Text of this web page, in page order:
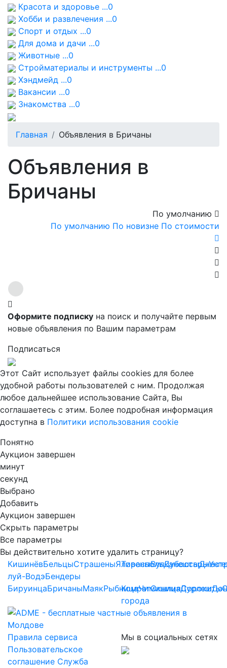
Красота и здоровье ...0
Хобби и развлечения ...0
Спорт и отдых ...0
Для дома и дачи ...0
Животные ...0
Стройматериалы и инструменты ...0
Хэндмейд ...0
Вакансии ...0
Знакомства ...0
Главная Объявления в Бричаны
Объявления в
Бричаны
По умолчанию
По умолчанию По новизне По стоимости
Оформите подписку на поиск и получайте первым
новые объявления по Вашим параметрам
Подписаться
Этот Сайт использует файлы cookies для более
удобной работы пользователей с ним. Продолжая
любое дальнейшее использование Сайта, Вы
соглашаетесь с этим. Более подробная информация
доступна в Политики использования cookie
Понятно
Аукцион завершен
минут
секунд
Выбрано
Добавить
Аукцион завершен
Скрыть параметры
Все параметры
Вы действительно хотите удалить страницу?
КишинёвБельцыСтрашеныЯловеныВулканешты
луй-ВодэБендеры
ТираспольДубоссары
БируинцаБричаныМаякРыбницаЧимишлияСороки
КомратОкницаДурлешты
города
Правила сервиса
Пользовательское
соглашение Служба
Мы в социальных сетях